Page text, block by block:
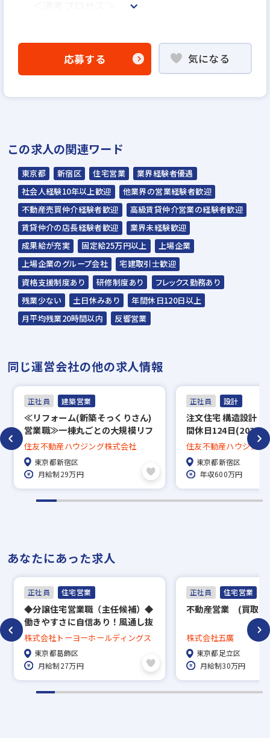
▼
WEB書類選考
▼
説明選考会（電話面談）
式会社が行います＊
スラッシュ株式会社からのご連絡をお待ち
ください。
ご連絡までに7日程度いただく場合があり
ます。予めご了承ください。
担当：スラッシュ株式会社
本社：東京都港区赤坂2-15-16 赤坂ふく
源ビル7F
▼
内定
※入社時期は相談に応じます。
※現在、在職中の方も積極的にご応募くださ
い。応募の秘密は厳守いたします。
応募する 気になる
この求人の関連ワード
東京都 新宿区 住宅営業
業界経験者優遇
社会人経験10年以上歓迎
他業界の営業経験者歓迎
不動産売買仲介経験者歓迎
高級賃貸仲介営業の経験者歓迎
賃貸仲介の店長経験者歓迎
業界未経験歓迎
成果給が充実
固定給25万円以上
上場企業
上場企業のグループ会社
宅建取引士歓迎
資格支援制度あり
研修制度あり
フレックス勤務あり
残業少ない
土日休みあり
年間休日120日以上
月平均残業20時間以内
反響営業
同じ運営会社の他の求人情報
正社員 建築営業
≪リフォーム(新築そっくりさん)
営業職≫一棟丸ごとの大規模リフ
ォーム！／未経験OK／資格お持
ちの方大歓迎！
住友不動産ハウジング株式会社
東京都新宿区
月給制29万円
正社員 設計
注文住宅 構造設計
間休日124日(2025
住友不動産ハウジング
東京都新宿区
年収600万円
あなたにあった求人
正社員 住宅営業
◆分譲住宅営業職（主任候補）◆
働きやすさに自信あり！風通し抜
群のホワイトな環境です◎
株式会社トーヨーホールディングス
東京都葛飾区
月給制27万円
正社員 住宅営業
不動産営業 (買取再
株式会社五廣
東京都足立区
月給制30万円